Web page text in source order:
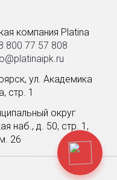
компания Platina
800 77 57 808
ул. Академика
стр. 1
округ
наб., д. 50, стр. 1,
26